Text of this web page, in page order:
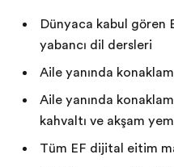
Dünyaca kabul gören
yabancı dil dersleri
Aile yanında
Aile yanında
kahvaltı ve akşam
Tüm EF dijital eğitim